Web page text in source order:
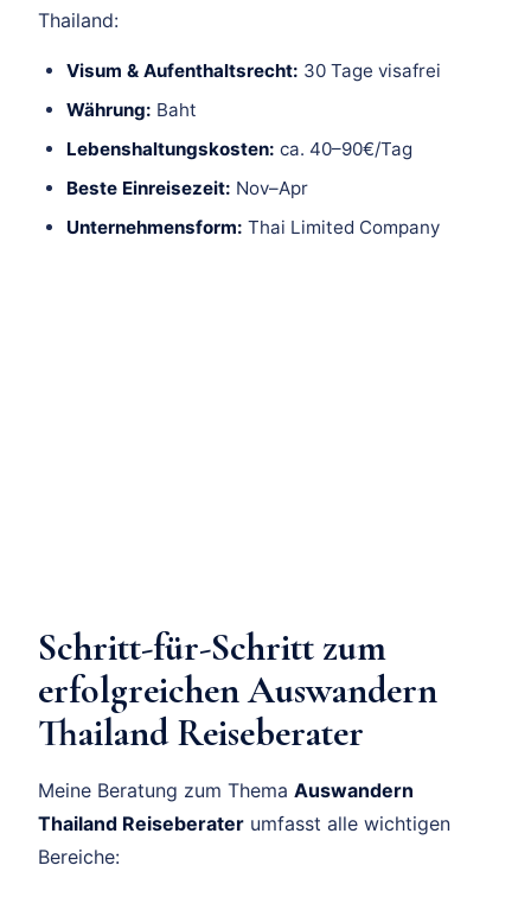
Thailand:
Visum & Aufenthaltsrecht: 30 Tage visafrei
Währung: Baht
Lebenshaltungskosten: ca. 40–90€/Tag
Beste Einreisezeit: Nov–Apr
Unternehmensform: Thai Limited Company
Schritt-für-Schritt zum
erfolgreichen Auswandern
Thailand Reiseberater
Meine Beratung zum Thema Auswandern
Thailand Reiseberater umfasst alle wichtigen
Bereiche: